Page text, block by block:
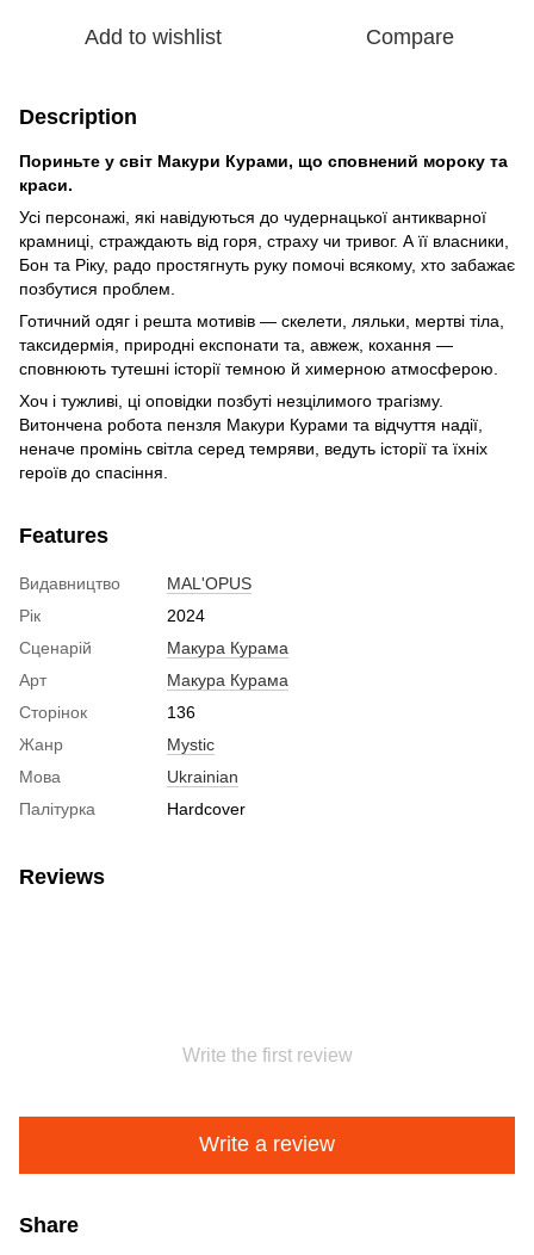
Add to wishlist Compare
Description
Пориньте у світ Макури Курами, що сповнений мороку та
краси.
Усі персонажі, які навідуються до чудернацької антикварної
крамниці, страждають від горя, страху чи тривог. А її власники,
Бон та Ріку, радо простягнуть руку помочі всякому, хто забажає
позбутися проблем.
Готичний одяг і решта мотивів — скелети, ляльки, мертві тіла,
таксидермія, природні експонати та, авжеж, кохання —
сповнюють тутешні історії темною й химерною атмосферою.
Хоч і тужливі, ці оповідки позбуті незцілимого трагізму.
Витончена робота пензля Макури Курами та відчуття надії,
неначе промінь світла серед темряви, ведуть історії та їхніх
героїв до спасіння.
Features
Видавництво
MAL'OPUS
Рік
2024
Сценарій
Макура Курама
Арт
Макура Курама
Сторінок
136
Жанр
Mystic
Мова
Ukrainian
Палітурка
Hardcover
Reviews
Write the first review
Write a review
Share